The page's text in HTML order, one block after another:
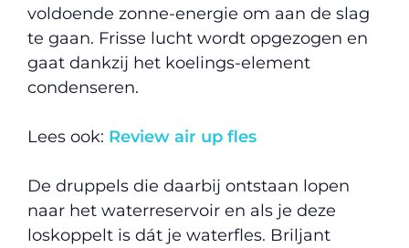
voldoende zonne-energie om aan de slag
te gaan. Frisse lucht wordt opgezogen en
gaat dankzij het koelings-element
condenseren.
Lees ook: Review air up fles
De druppels die daarbij ontstaan lopen
naar het waterreservoir en als je deze
loskoppelt is dát je waterfles. Briljant